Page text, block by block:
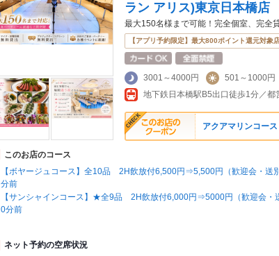
ラン アリス)東京日本橋店
最大150名様まで可能！完全個室、完全
【アプリ予約限定】最大800ポイント還元対象
3001～4000円
501～1000円
地下鉄日本橋駅B5出口徒歩1分／
アクアマリンコー
このお店のコース
【ボヤージュコース】全10品 2H飲放付6,500円⇒5,500円（歓迎会・送
分前
【サンシャインコース】★全9品 2H飲放付6,000円⇒5000円（歓迎会・
0分前
ネット予約の空席状況